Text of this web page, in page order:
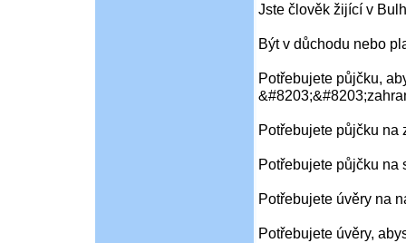
Jste člověk žijící v
Být v důchodu nebo
Potřebujete půjčku,
Potřebujete půjčku na
Potřebujete půjčku na
Potřebujete úvěry na
Potřebujete úvěry,